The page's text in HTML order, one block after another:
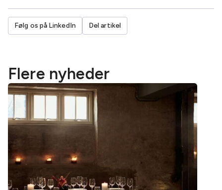
Følg os på LinkedIn Del artikel
Flere nyheder